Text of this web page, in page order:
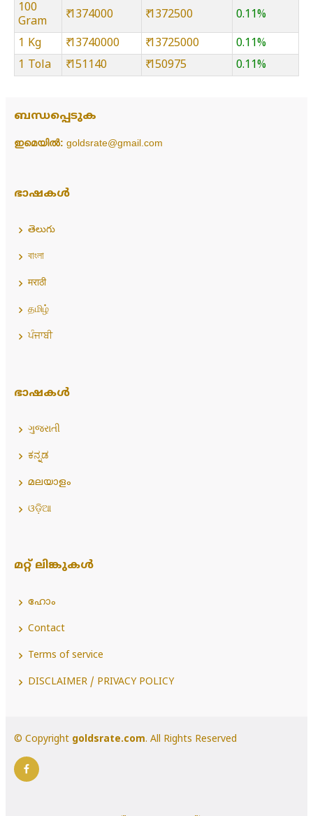
100
Gram
₹ 1374000 ₹ 1372500 0.11%
1 Kg ₹ 13740000 ₹ 13725000
0.11%
1 Tola
₹ 151140 ₹ 150975 0.11%
ബന്ധപ്പെടുക
ഇമെയിൽ: goldsrate@gmail.com
ഭാഷകൾ
తెలుగు
বাংলা
मराठी
தமிழ்
ਪੰਜਾਬੀ
ഭാഷകൾ
ગુજરાતી
ಕನ್ನಡ
മലയാളം
ଓଡ଼ିଆ
മറ്റ് ലിങ്കുകൾ
ഹോം
Contact
Terms of service
DISCLAIMER / PRIVACY POLICY
© Copyright goldsrate.com. All Rights Reserved